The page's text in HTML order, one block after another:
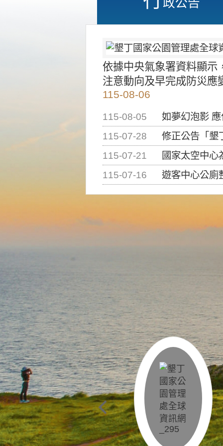
依據中央氣象署資料顯示
注意動向及早完成防災應
115-08-06
115-08-05
如夢幻泡影
115-07-28
修正公告「墾丁國家公
115-07-21
國家太空中心為辦理
115-07-16
遊客中心公廁